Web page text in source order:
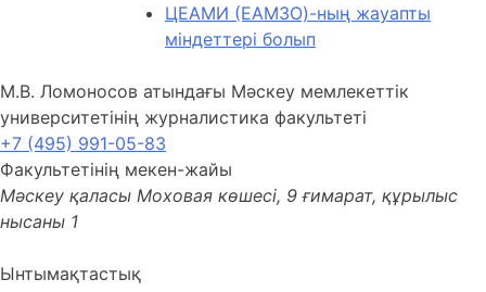
ЦЕАМИ (ЕАМЗО)-ның жауапты
міндеттері болып
М.В. Ломоносов атындағы Мәскеу мемлекеттік
университетінің журналистика факультеті
+7 (495) 991-05-83
Факультетінің мекен-жайы
Мәскеу қаласы Моховая көшесі, 9 ғимарат, құрылыс
нысаны 1
Ынтымақтастық